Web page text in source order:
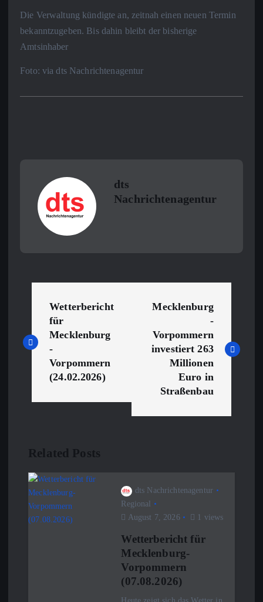
Die Verwaltung kündigte an, zeitnah einen neuen Termin
bekanntzugeben. Bis dahin bleibt der bisherige
Amtsinhaber
Foto: via dts Nachrichtenagentur
dts
Nachrichtenagentur
i
g
s
n
Wetterbericht
für
Mecklenburg
-
Vorpommern
(24.02.2026)
Mecklenburg
-
Vorpommern
investiert 263
Millionen
Euro in
Straßenbau
Related Posts
dts Nachrichtenagentur
Regional
August 7, 2026
1 views
Wetterbericht für
Mecklenburg-
Vorpommern
(07.08.2026)